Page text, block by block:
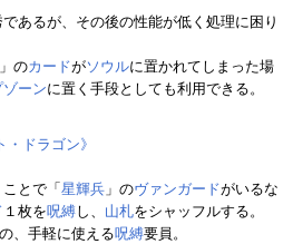
あるが、その後の性能が低く処理に困り
」のカードがソウルに置かれてしまった場
ゾーンに置く手段としても利用できる。
・ドラゴン》
とで「 星輝兵 」のヴァンガードがいるな
１枚を呪縛し、 山札をシャッフルする。
、手軽に使える呪縛要員。